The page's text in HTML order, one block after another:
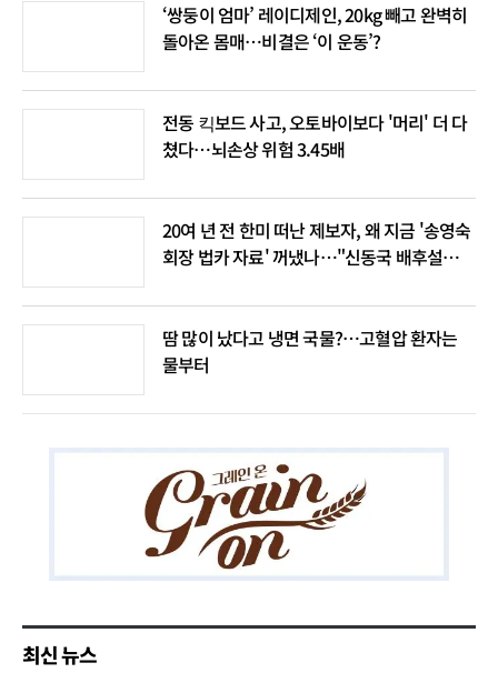
‘쌍둥이 엄마’ 레이디제인, 20kg 빼고 완벽히
돌아온 몸매…비결은 ‘이 운동’?
전동 킥보드 사고, 오토바이보다 '머리' 더 다
쳤다…뇌손상 위험 3.45배
20여 년 전 한미 떠난 제보자, 왜 지금 '송영숙
회장 법카 자료' 꺼냈나…"신동국 배후설은
땀 많이 났다고 냉면 국물?…고혈압 환자는
물부터
최신 뉴스